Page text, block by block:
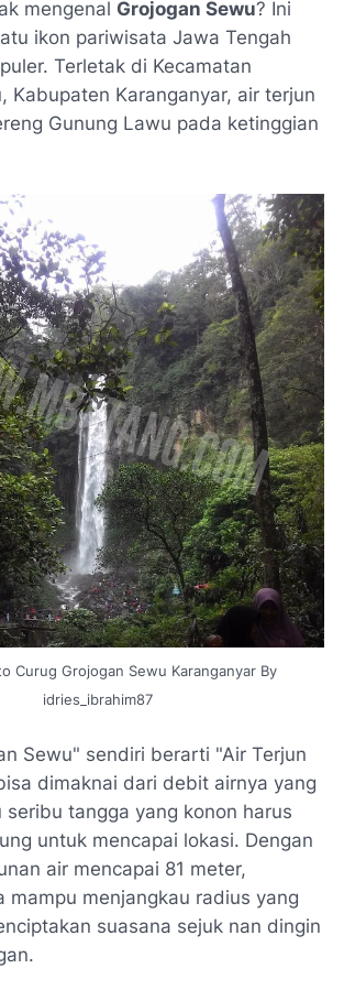
mengenal Grojogan Sewu? Ini
ikon pariwisata Jawa Tengah
Terletak di Kecamatan
Kabupaten Karanganyar, air terjun
Gunung Lawu pada ketinggian
Curug Grojogan Sewu Karanganyar By
idries_ibrahim87
Sewu" sendiri berarti "Air Terjun
dimaknai dari debit airnya yang
seribu tangga yang konon harus
untuk mencapai lokasi. Dengan
air mencapai 81 meter,
mampu menjangkau radius yang
suasana sejuk nan dingin